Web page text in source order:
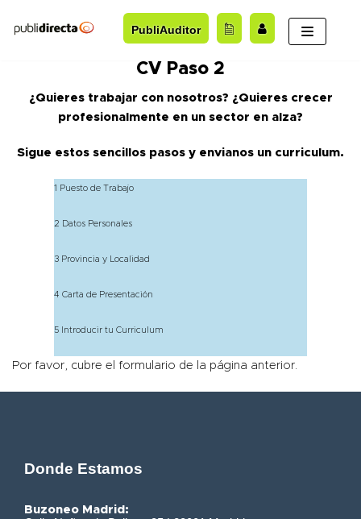
al
PubliAuditor
CV Paso 2
¿Quieres trabajar con nosotros? ¿Quieres crecer
profesionalmente en un sector en alza?
Sigue estos sencillos pasos y envianos un curriculum.
1 Puesto de Trabajo
2 Datos Personales
3 Provincia y Localidad
4 Carta de Presentación
5 Introducir tu Curriculum
Por favor, cubre el formulario de la página anterior.
Donde Estamos
Buzoneo Madrid: